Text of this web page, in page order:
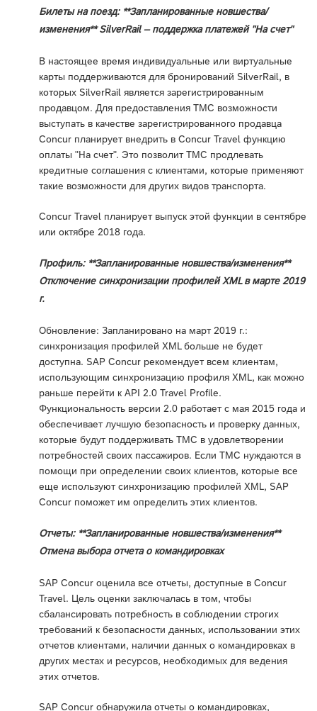
Билеты на поезд: **Запланированные новшества/
изменения** SilverRail – поддержка платежей "На счет"
В настоящее время индивидуальные или виртуальные
карты поддерживаются для бронирований SilverRail, в
которых SilverRail является зарегистрированным
продавцом. Для предоставления TMC возможности
выступать в качестве зарегистрированного продавца
Concur планирует внедрить в Concur Travel функцию
оплаты "На счет". Это позволит TMC продлевать
кредитные соглашения с клиентами, которые применяют
такие возможности для других видов транспорта.
Concur Travel планирует выпуск этой функции в сентябре
или октябре 2018 года.
Профиль: **Запланированные новшества/изменения**
Отключение синхронизации профилей XML в марте 2019
г.
Обновление: Запланировано на март 2019 г.:
синхронизация профилей XML больше не будет
доступна. SAP Concur рекомендует всем клиентам,
использующим синхронизацию профиля XML, как можно
раньше перейти к API 2.0 Travel Profile.
Функциональность версии 2.0 работает с мая 2015 года и
обеспечивает лучшую безопасность и проверку данных,
которые будут поддерживать TMC в удовлетворении
потребностей своих пассажиров. Если TMC нуждаются в
помощи при определении своих клиентов, которые все
еще используют синхронизацию профилей XML, SAP
Concur поможет им определить этих клиентов.
Отчеты: **Запланированные новшества/изменения**
Отмена выбора отчета о командировках
SAP Concur оценила все отчеты, доступные в Concur
Travel. Цель оценки заключалась в том, чтобы
сбалансировать потребность в соблюдении строгих
требований к безопасности данных, использовании этих
отчетов клиентами, наличии данных о командировках в
других местах и ресурсов, необходимых для ведения
этих отчетов.
SAP Concur обнаружила отчеты о командировках,